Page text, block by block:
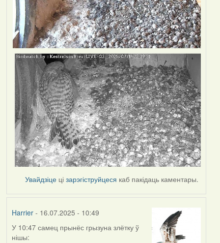
Увайдзіце цізарэгіструйцеся каб пакідаць каментары.
Harrier- 16.07.2025 - 10:49
У 10:47 самец прынёс грызуна злётку ў
нішы: